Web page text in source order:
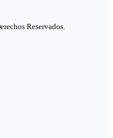
Reservados.